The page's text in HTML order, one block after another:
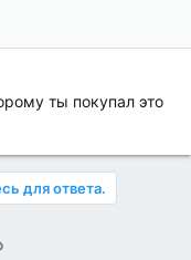
ты покупал это
для ответа.
почта
Ссылка